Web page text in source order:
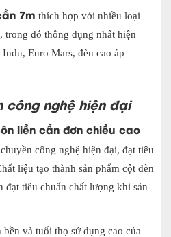
7m thích hợp với nhiều loại
trong đó thông dụng nhất hiện
Euro Mars, đèn cao áp
công nghệ hiện đại
liền cần đơn chiều cao
công nghệ hiện đại, đạt tiêu
liệu tạo thành sản phẩm cột đèn
đạt tiêu chuẩn chất lượng khi sản
và tuổi thọ sử dụng cao của